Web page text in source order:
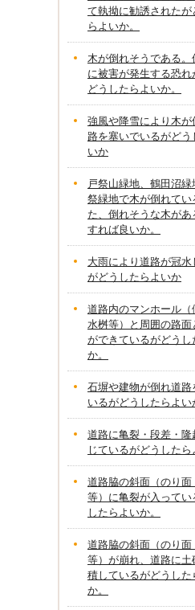
て執拗に勧誘されたが
らよいか。
木が倒れそうである。
に被害が発生する恐れ
どうしたらよいか。
強風や降雪により木が
路を塞いでいるがどう
いか
戸祭山緑地、鶴田沼緑
祭緑地で木が倒れてい
た、倒れそうな木があ
すれば良いか。
大雨により道路が冠水
がどうしたらよいか
道路内のマンホール（
水桝等）と周囲の路面
ができているがどうし
か。
石塀や建物が倒れ道路
いるがどうしたらよい
道路に亀裂・段差・隆
じているがどうしたら
道路脇の斜面（のり面
等）に亀裂が入ってい
したらよいか。
道路脇の斜面（のり面
等）が崩れ、道路に土
積しているがどうした
か。